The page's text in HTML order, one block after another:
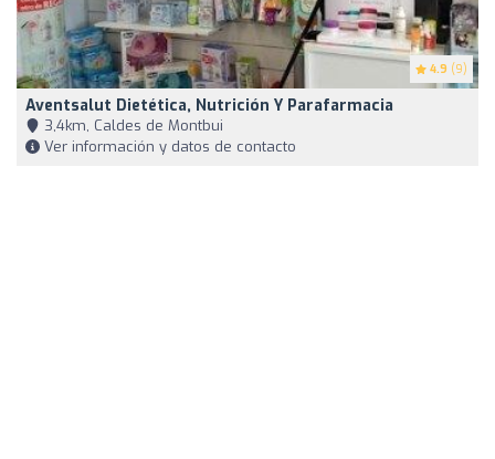
4.9 (9)
Aventsalut Dietética, Nutrición Y Parafarmacia
3,4km, Caldes de Montbui
Ver información y datos de contacto